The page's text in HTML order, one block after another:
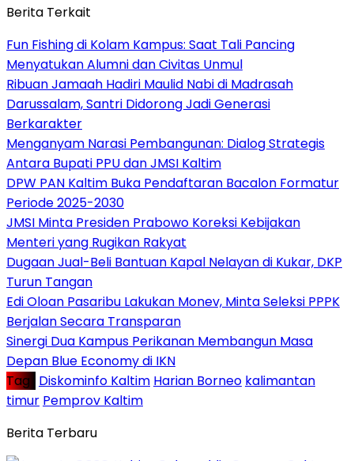
Berita Terkait
Fun Fishing di Kolam Kampus: Saat Tali Pancing
Menyatukan Alumni dan Civitas Unmul
Ribuan Jamaah Hadiri Maulid Nabi di Madrasah
Darussalam, Santri Didorong Jadi Generasi
Berkarakter
Menganyam Narasi Pembangunan: Dialog Strategis
Antara Bupati PPU dan JMSI Kaltim
DPW PAN Kaltim Buka Pendaftaran Bacalon Formatur
Periode 2025-2030
JMSI Minta Presiden Prabowo Koreksi Kebijakan
Menteri yang Rugikan Rakyat
Dugaan Jual-Beli Bantuan Kapal Nelayan di Kukar, DKP
Turun Tangan
Edi Oloan Pasaribu Lakukan Monev, Minta Seleksi PPPK
Berjalan Secara Transparan
Sinergi Dua Kampus Perikanan Membangun Masa
Depan Blue Economy di IKN
Tag : Diskominfo Kaltim Harian Borneo kalimantan
timur Pemprov Kaltim
Berita Terbaru